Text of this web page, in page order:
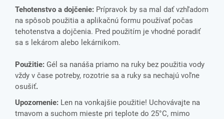
Tehotenstvo a dojčenie: Prípravok by sa mal dať vzhľadom
na spôsob použitia a aplikačnú formu používať počas
tehotenstva a dojčenia. Pred použitím je vhodné poradiť
sa s lekárom alebo lekárnikom.
Použitie: Gél sa nanáša priamo na ruky bez použitia vody
vždy v čase potreby, rozotrie sa a ruky sa nechajú voľne
osušiť.
Upozornenie: Len na vonkajšie použitie! Uchovávajte na
tmavom a suchom mieste pri teplote do 25°C, mimo